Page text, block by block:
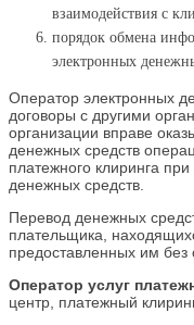
взаимодействия с
порядок обмена
электронных
Оператор электронных
договоры с другими
организации вправе
денежных средств
платежного клиринга
денежных средств.
Перевод денежных
плательщика,
предоставленных им без
Оператор услуг
центр, платежный